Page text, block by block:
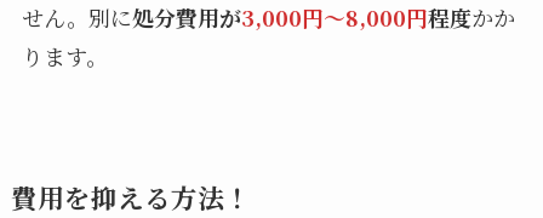
せん。別に処分費用が3,000円〜8,000円程度かか
ります。
費用を抑える方法！